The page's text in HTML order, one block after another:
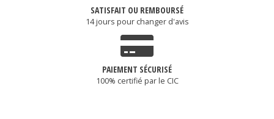
SATISFAIT OU REMBOURSÉ
14 jours pour changer d'avis
PAIEMENT SÉCURISÉ
100% certifié par le CIC